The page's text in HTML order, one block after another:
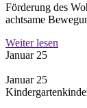
Förderung des
achtsame
Weiter lesen
Januar 25
Januar 25